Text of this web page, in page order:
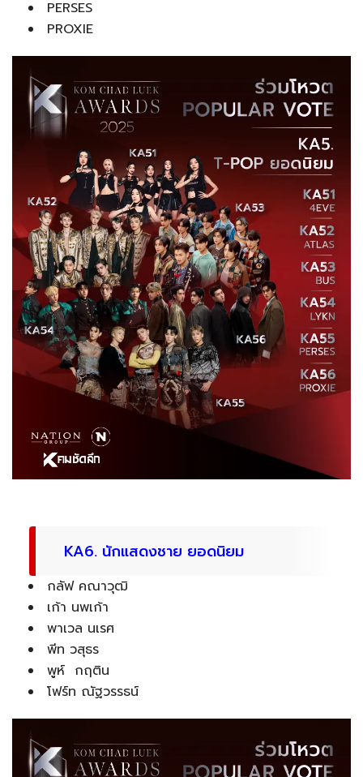
PERSES
PROXIE
KA6. นักแสดงชาย ยอดนิยม
กลัฟ คณาวุฒิ
เก้า นพเก้า
พาเวล นเรศ
พีท วสุธร
พูห์ กฤติน
โฟร์ท ณัฐวรรธน์